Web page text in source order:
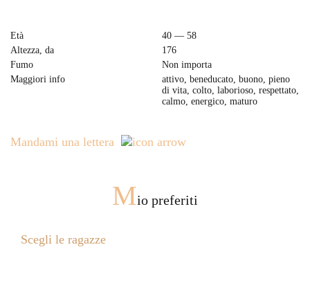
Età
40 — 58
Altezza, da
176
Fumo
Non importa
Maggiori info
attivo, beneducato, buono, pieno
di vita, colto, laborioso, respettato,
сalmo, energico, maturo
Mandami una lettera
Mio preferiti
Scegli le ragazze